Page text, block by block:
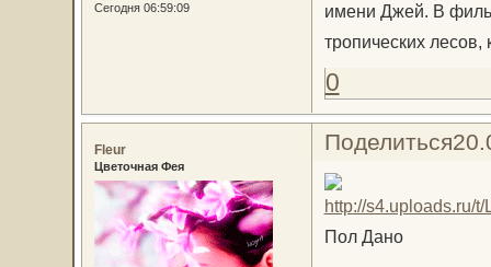
Сегодня 06:59:09
имени Джей. В
тропических
0
Поделиться
Fleur
Цветочная Фея
Пол Дано